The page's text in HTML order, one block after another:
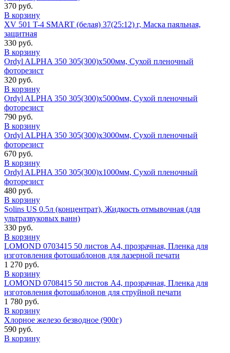
370 руб.
В корзину
XV 501 T-4 SMART (белая) 37(25:12) г, Маска паяльная,
защитная
330 руб.
В корзину
Ordyl ALPHA 350 305(300)x500мм, Сухой пленочный
фоторезист
320 руб.
В корзину
Ordyl ALPHA 350 305(300)x5000мм, Сухой пленочный
фоторезист
790 руб.
В корзину
Ordyl ALPHA 350 305(300)x3000мм, Сухой пленочный
фоторезист
670 руб.
В корзину
Ordyl ALPHA 350 305(300)x1000мм, Сухой пленочный
фоторезист
480 руб.
В корзину
Solins US 0.5л (концентрат), Жидкость отмывочная (для
ультразвуковых ванн)
330 руб.
В корзину
LOMOND 0703415 50 листов А4, прозрачная, Пленка для
изготовления фотошаблонов для лазерной печати
1 270 руб.
В корзину
LOMOND 0708415 50 листов А4, прозрачная, Пленка для
изготовления фотошаблонов для струйной печати
1 780 руб.
В корзину
Хлорное железо безводное (900г)
590 руб.
В корзину